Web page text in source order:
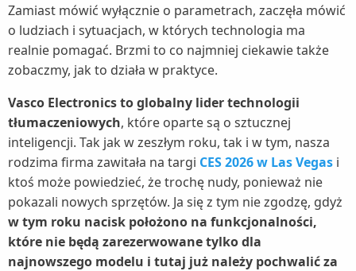
Zamiast mówić wyłącznie o parametrach, zaczęła mówić
o ludziach i sytuacjach, w których technologia ma
realnie pomagać. Brzmi to co najmniej ciekawie także
zobaczmy, jak to działa w praktyce.
Vasco Electronics to globalny lider technologii
tłumaczeniowych, które oparte są o sztucznej
inteligencji. Tak jak w zeszłym roku, tak i w tym, nasza
rodzima firma zawitała na targi CES 2026 w Las Vegas i
ktoś może powiedzieć, że trochę nudy, ponieważ nie
pokazali nowych sprzętów. Ja się z tym nie zgodzę, gdyż
w tym roku nacisk położono na funkcjonalności,
które nie będą zarezerwowane tylko dla
najnowszego modelu i tutaj już należy pochwalić za